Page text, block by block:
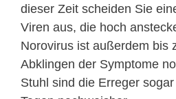
dieser Zeit scheiden Sie
Viren aus, die hoch
Norovirus ist außerdem bis
Abklingen der Symptome
Stuhl sind die Erreger